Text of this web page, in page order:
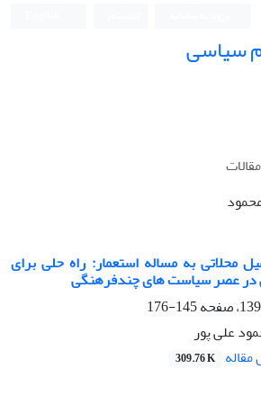
سیاسی
محلاتی به مساله استعمار: راه حلی برای
عصر سیاست های چندفرهنگی
145-176
علی پور
309.76 K